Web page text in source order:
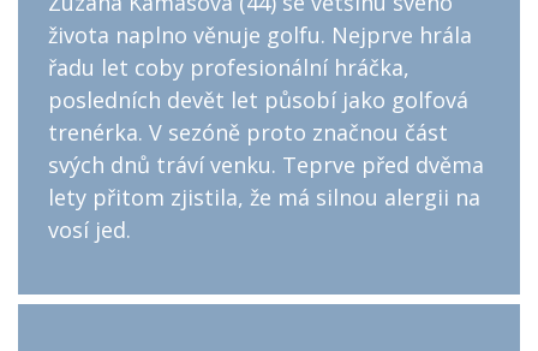
života naplno věnuje golfu. Nejprve hrála
řadu let coby profesionální hráčka,
posledních devět let působí jako golfová
trenérka. V sezóně proto značnou část
svých dnů tráví venku. Teprve před dvěma
lety přitom zjistila, že má silnou alergii na
vosí jed.